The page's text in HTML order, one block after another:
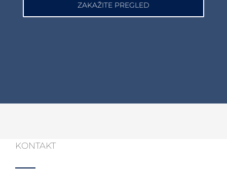
ZAKAŽITE PREGLED
KONTAKT